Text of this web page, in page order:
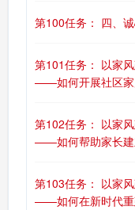
第100任务： 四、
第101任务： 以家
——如何开展社区家
第102任务： 以家
——如何帮助家长建
第103任务： 以家
——如何在新时代重